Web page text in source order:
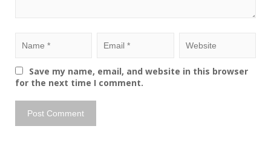
Save my name, email, and website in this browser
for the next time I comment.